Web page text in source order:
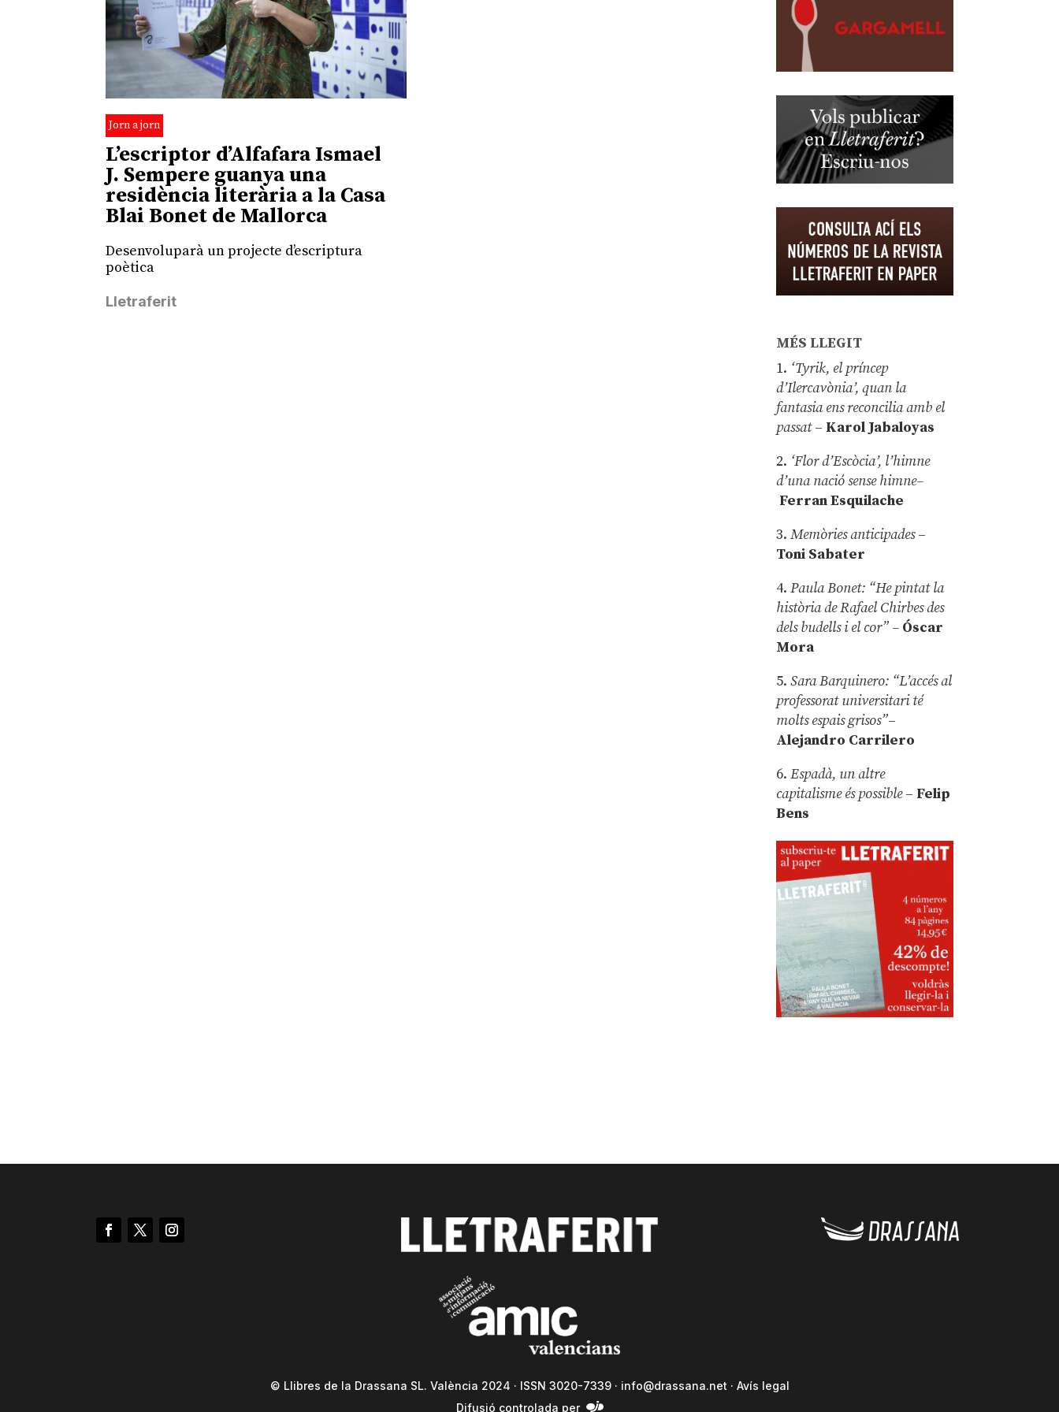
Jorn a jorn
L’escriptor d’Alfafara Ismael
J. Sempere guanya una
residència literària a la Casa
Blai Bonet de Mallorca
Desenvoluparà un projecte d’escriptura
poètica
Lletraferit
MÉS LLEGIT
1. ‘Tyrik, el príncep
d’Ilercavònia’, quan la
fantasia ens reconcilia amb el
passat– Karol Jabaloyas
2. ‘Flor d’Escòcia’, l’himne
d’una nació sense himne–
Ferran Esquilache
3.Memòries anticipades–
Toni Sabater
4.Paula Bonet: “He pintat la
història de Rafael Chirbes des
dels budells i el cor” – Óscar
Mora
5.Sara Barquinero: “L’accés al
professorat universitari té
molts espais grisos”–
Alejandro Carrilero
6.Espadà, un altre
capitalisme és possible – Felip
Bens
© Llibres de la Drassana SL. València 2024 · ISSN 3020-7339 · info@drassana.net · Avís legal
Difusió controlada per